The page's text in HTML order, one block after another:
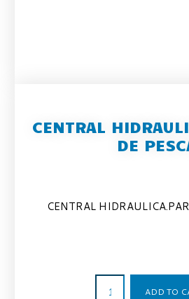
CENTRAL
DE
CENTRAL
ADD TO